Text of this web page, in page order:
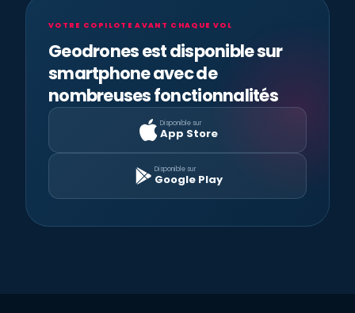
VOTRE COPILOTE AVANT CHAQUE VOL
Geodrones est disponible sur
smartphone avec de
nombreuses fonctionnalités
Disponible sur
App Store
Disponible sur
Google Play